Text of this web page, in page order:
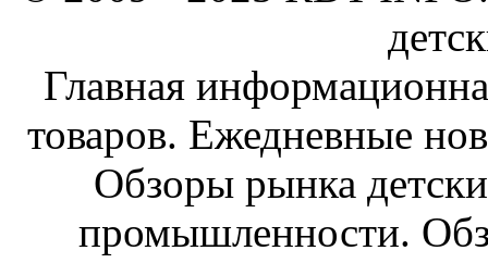
Главная
товаров. Ежедневные
Обзоры рынка
промышленности.